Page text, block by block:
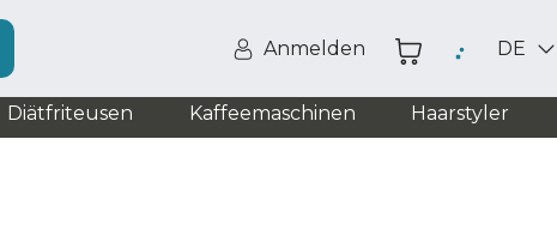
Anmelden DE
Diätfriteusen Kaffeemaschinen Haarstyler